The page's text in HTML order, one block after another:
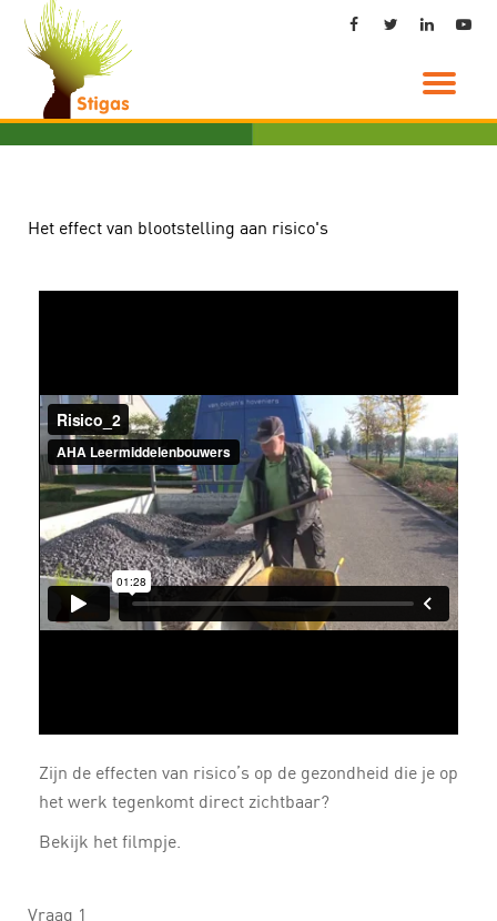
de
inhoud
Het effect van blootstelling aan risico's
Zijn de effecten van risico’s op de gezondheid die je op
het werk tegenkomt direct zichtbaar?
Bekijk het filmpje.
Vraag 1